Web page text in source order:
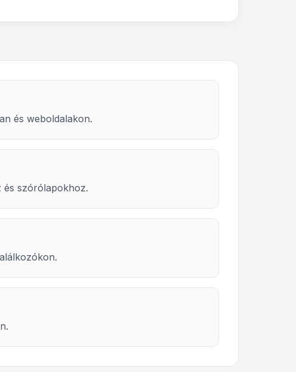
és weboldalakon.
és szórólapokhoz.